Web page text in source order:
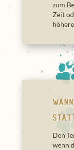
zum
Zeit
Den
wenn